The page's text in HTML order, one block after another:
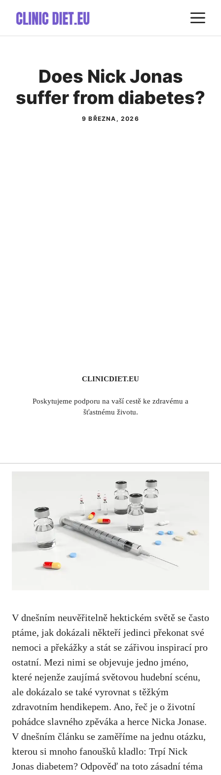
obsah
Does Nick Jonas
suffer from diabetes?
9 BŘEZNA, 2026
CLINICDIET.EU
Poskytujeme podporu na vaší cestě ke zdravému a
šťastnému životu.
V dnešním neuvěřitelně ‍hektickém světě se často
ptáme, jak dokázali někteří⁤ jedinci překonat‌ své
nemoci ​a překážky a stát se zářivou inspirací ‍pro
ostatní.⁣ Mezi nimi ⁤se ‌objevuje jedno jméno,⁢
které ‌nejenže zaujímá světovou ‌hudební scénu,‍
ale ⁤dokázalo se ‌také ⁣vyrovnat s těžkým
zdravotním hendikepem. Ano,‍ řeč je​ o životní
pohádce slavného zpěváka a herce Nicka Jonase.
V dnešním článku se ​zaměříme na jednu otázku,
kterou si mnoho fanoušků kladlo: Trpí‍ Nick
Jonas diabetem? Odpověď na toto ‌zásadní téma